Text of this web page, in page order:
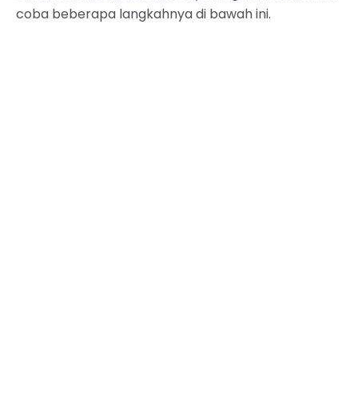
coba beberapa langkahnya di bawah ini.